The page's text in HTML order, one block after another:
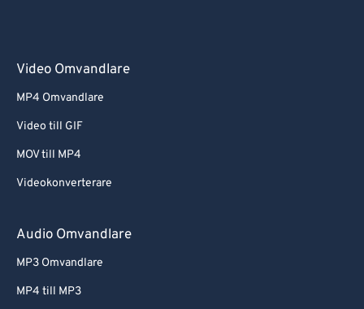
Video Omvandlare
MP4 Omvandlare
Video till GIF
MOV till MP4
Videokonverterare
Audio Omvandlare
MP3 Omvandlare
MP4 till MP3